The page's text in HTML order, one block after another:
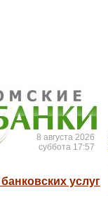
8 августа 2026
суббота 17:57
услуг